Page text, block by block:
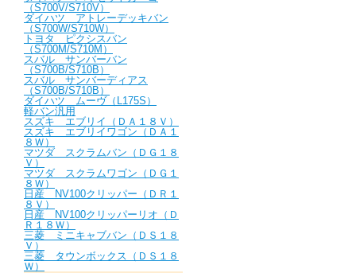
（S700V/S710V）
ダイハツ アトレーデッキバン
（S700W/S710W）
トヨタ ピクシスバン
（S700M/S710M）
スバル サンバーバン
（S700B/S710B）
スバル サンバーディアス
（S700B/S710B）
ダイハツ ムーヴ（L175S）
軽バン汎用
スズキ エブリイ（ＤＡ１８Ｖ）
スズキ エブリイワゴン（ＤＡ１
８Ｗ）
マツダ スクラムバン（ＤＧ１８
Ｖ）
マツダ スクラムワゴン（ＤＧ１
８Ｗ）
日産 NV100クリッパー（ＤＲ１
８Ｖ）
日産 NV100クリッパーリオ（Ｄ
Ｒ１８Ｗ）
三菱 ミニキャブバン（ＤＳ１８
Ｖ）
三菱 タウンボックス（ＤＳ１８
Ｗ）